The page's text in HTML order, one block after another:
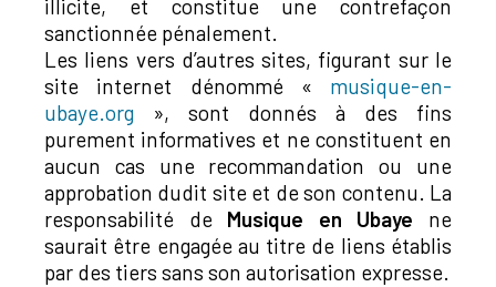
illicite, et constitue une contrefaçon
sanctionnée pénalement.
Les liens vers d’autres sites, figurant sur le
site internet dénommé « musique-en-
ubaye.org », sont donnés à des fins
purement informatives et ne constituent en
aucun cas une recommandation ou une
approbation dudit site et de son contenu. La
responsabilité de Musique en Ubaye ne
saurait être engagée au titre de liens établis
par des tiers sans son autorisation expresse.